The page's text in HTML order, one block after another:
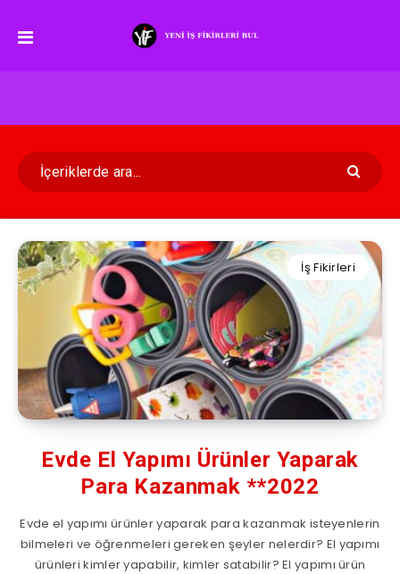
İş Fikirleri
Evde El Yapımı Ürünler Yaparak
Para Kazanmak **2022
Evde el yapımı ürünler yaparak para kazanmak isteyenlerin
bilmeleri ve öğrenmeleri gereken şeyler nelerdir? El yapımı
ürünleri kimler yapabilir, kimler satabilir? El yapımı ürün